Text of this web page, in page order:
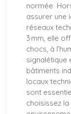
normée
assurer une
réseaux
3 mm, elle
chocs, à
signalétique
bâtiments
locaux
sont
choisissez